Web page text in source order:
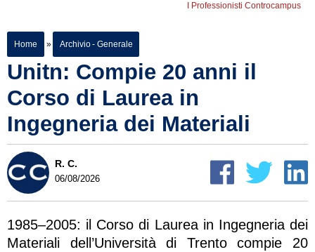
I Professionisti Controcampus
Home » Archivio - Generale
Unitn: Compie 20 anni il
Corso di Laurea in
Ingegneria dei Materiali
R. C.
06/08/2026
1985–2005: il Corso di Laurea in Ingegneria dei
Materiali dell’Università di Trento compie 20